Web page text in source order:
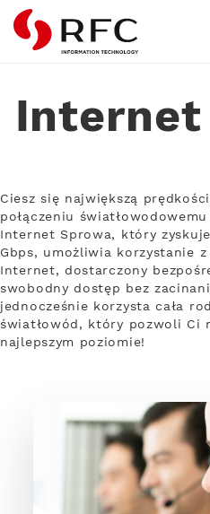
RFC
Ciesz się największą
połączeniu
Internet Sprowa, który
Gbps, umożliwia korzystanie
Internet, dostarczony
swobodny dostęp bez
jednocześnie korzysta cała
światłowód, który pozwoli Ci
najlepszym poziomie!